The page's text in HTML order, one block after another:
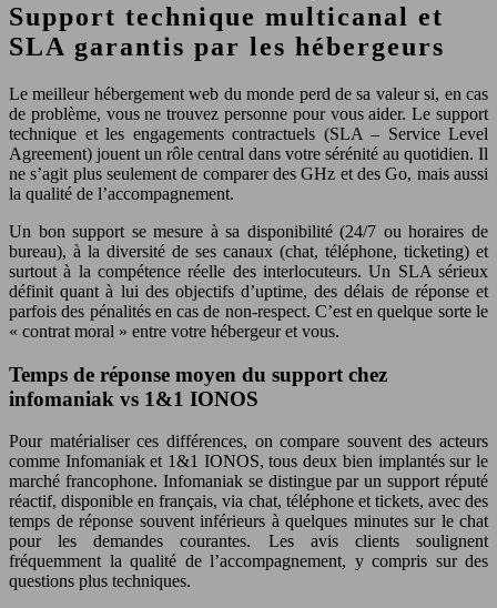
Support technique multicanal et
SLA garantis par les hébergeurs
Le meilleur hébergement web du monde perd de sa valeur si, en cas
de problème, vous ne trouvez personne pour vous aider. Le support
technique et les engagements contractuels (SLA – Service Level
Agreement) jouent un rôle central dans votre sérénité au quotidien. Il
ne s’agit plus seulement de comparer des GHz et des Go, mais aussi
la qualité de l’accompagnement.
Un bon support se mesure à sa disponibilité (24/7 ou horaires de
bureau), à la diversité de ses canaux (chat, téléphone, ticketing) et
surtout à la compétence réelle des interlocuteurs. Un SLA sérieux
définit quant à lui des objectifs d’uptime, des délais de réponse et
parfois des pénalités en cas de non‑respect. C’est en quelque sorte le
« contrat moral » entre votre hébergeur et vous.
Temps de réponse moyen du support chez
infomaniak vs 1&1 IONOS
Pour matérialiser ces différences, on compare souvent des acteurs
comme Infomaniak et 1&1 IONOS, tous deux bien implantés sur le
marché francophone. Infomaniak se distingue par un support réputé
réactif, disponible en français, via chat, téléphone et tickets, avec des
temps de réponse souvent inférieurs à quelques minutes sur le chat
pour les demandes courantes. Les avis clients soulignent
fréquemment la qualité de l’accompagnement, y compris sur des
questions plus techniques.